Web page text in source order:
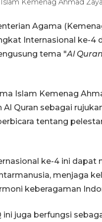
Kemenag Ahmad
Agama
Internasional ke-4
tema "Al
Islam Kemenag
Quran sebagai
tentang
ke-4 ini
menjaga
keberagaman
ini juga berfungsi